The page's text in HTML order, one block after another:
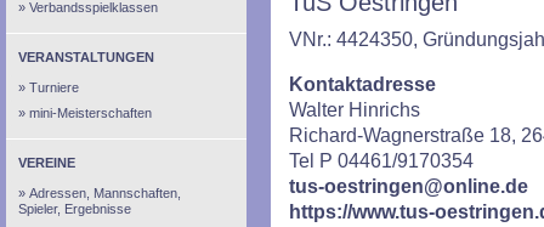
Verbandsspielklassen
VERANSTALTUNGEN
Turniere
mini-Meisterschaften
VEREINE
Adressen, Mannschaften,
Spieler, Ergebnisse
VNr.: 4424350,
Kontaktadresse
Walter Hinrichs
Richard-Wagnerstraße 18,
Tel P 04461/9170354
tus-oestringen@online.de
https://www.tus-